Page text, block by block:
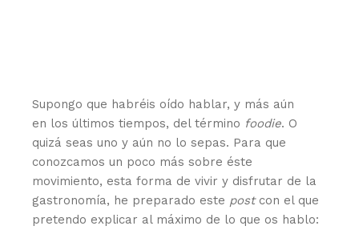
Supongo que habréis oído hablar, y más aún
en los últimos tiempos, del término foodie. O
quizá seas uno y aún no lo sepas. Para que
conozcamos un poco más sobre éste
movimiento, esta forma de vivir y disfrutar de la
gastronomía, he preparado este post con el que
pretendo explicar al máximo de lo que os hablo: